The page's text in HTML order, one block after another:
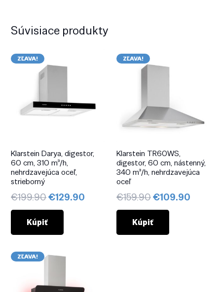
Súvisiace produkty
ZĽAVA!
Klarstein Darya, digestor,
60 cm, 310 m³/h,
nehrdzavejúca oceľ,
strieborný
€199.90Pôvodná
cena
€199.90.
€129.90 Aktuálna
€129.90.
Kúpiť
ZĽAVA!
Klarstein TR60WS,
digestor, 60 cm, nástenný,
340 m³/h, nehrdzavejúca
oceľ
€159.90Pôvodná
cena
bola:
€159.90.
€109.90
Kúpiť
ZĽAVA!